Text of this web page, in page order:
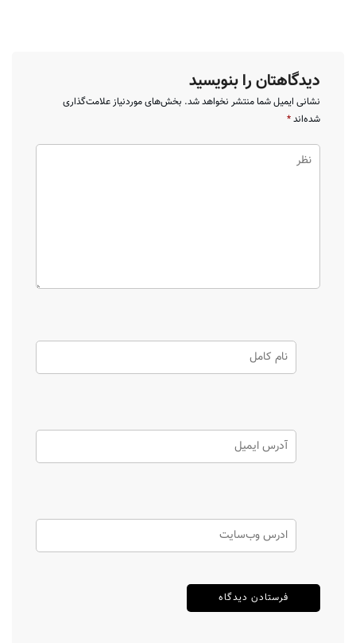
دیدگاهتان را بنویسید
نشانی ایمیل شما منتشر نخواهد شد. بخش‌های موردنیاز علامت‌گذاری
شده‌اند*